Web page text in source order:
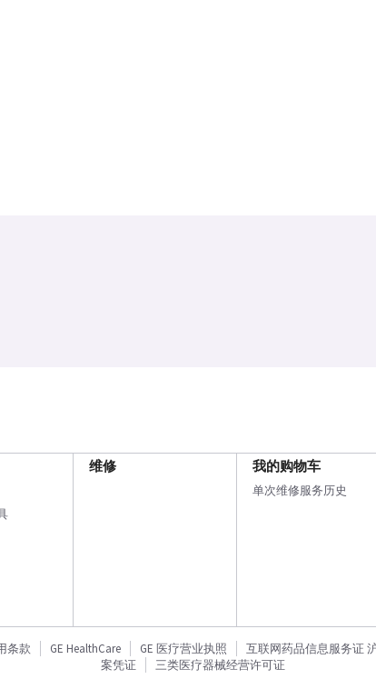
维修 我的购物车
单次维修服务历史
条款 GE HealthCare GE 医疗营业执照 互联网药品信息服务证
案凭证
三类医疗器械经营许可证